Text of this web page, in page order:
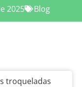
2025 Blog
troqueladas